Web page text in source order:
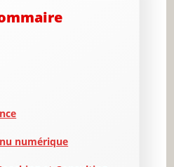
numérique